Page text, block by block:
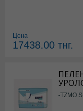
Цена
17438.00 тнг.
-TZMO